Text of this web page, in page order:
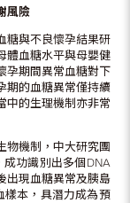
風險
糖與不良懷孕結果研
體血糖水平與母嬰健
孕期間異常血糖對下
期的血糖異常僅持續
中的生理機制亦非常
物機制，中大研究團
成功識別出多個DNA
出現血糖異常及胰島
樣本，具潛力成為預